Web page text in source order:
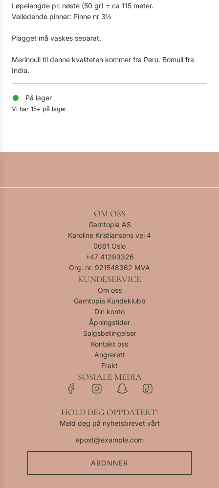
Løpelengde pr. nøste (50 gr) = ca 115 meter.
Veiledende pinner: Pinne nr 3½
Plagget må vaskes separat.
Merinoull til denne kvaliteten kommer fra Peru. Bomull fra
India.
På lager
Vi har 15+ på lager.
OM OSS
Garntopia AS
Karoline Kristiansens vei 4
0661 Oslo
+47 41293326
Org. nr. 921548362 MVA
KUNDESERVICE
Om oss
Garntopia Kundeklubb
Din konto
Åpningstider
Salgsbetingelser
Kontakt oss
Angrerett
Frakt
SOSIALE MEDIA
HOLD DEG OPPDATERT!
Meld deg på nyhetsbrevet vårt
ABONNER